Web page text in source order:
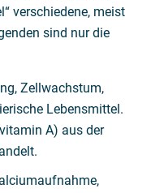
verschiedene, meist
sind nur die
Zellwachstum,
Lebensmittel.
A) aus der